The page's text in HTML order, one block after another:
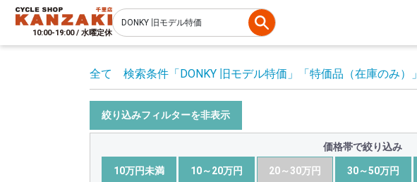
10:00-19:00 / 水曜定休
全て 検索条件 「DONKY 旧モデル特価」 「特価品（在庫のみ）」
絞り込みフィルターを非表示
価格帯で絞り込み
10万円未満 10～20万円 20～30万円 30～50万円